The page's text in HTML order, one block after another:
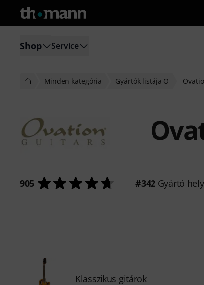
Shop Service
Minden kategória Gyártók listája O
905 #342Gyártó
Klasszikus gitárok